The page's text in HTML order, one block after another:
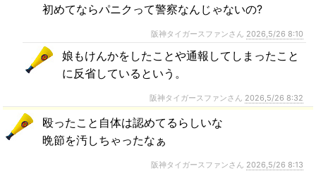
初めてならパニクって警察なんじゃないの?
阪神タイガースファンさん 2026,5/26 8:10
娘もけんかをしたことや通報してしまったこと
に反省しているという。
阪神タイガースファンさん 2026,5/26 8:32
殴ったこと自体は認めてるらしいな
晩節を汚しちゃったなぁ
阪神タイガースファンさん 2026,5/26 8:13